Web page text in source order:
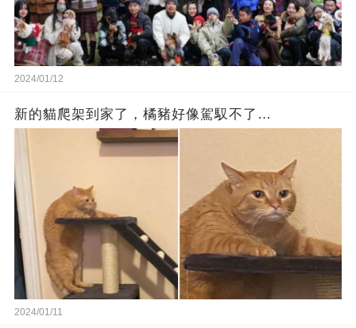
2024/01/12
新的貓爬架到家了，橘豬好像駕馭不了…
2024/01/11